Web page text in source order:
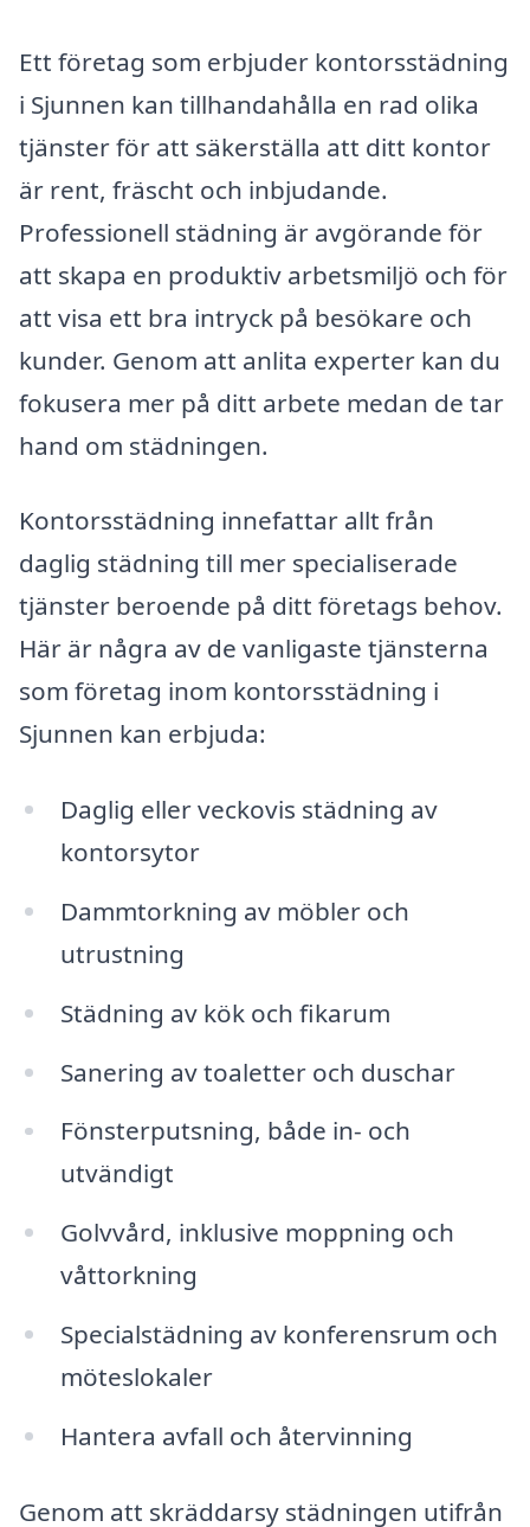
Ett företag som erbjuder kontorsstädning
i Sjunnen kan tillhandahålla en rad olika
tjänster för att säkerställa att ditt kontor
är rent, fräscht och inbjudande.
Professionell städning är avgörande för
att skapa en produktiv arbetsmiljö och för
att visa ett bra intryck på besökare och
kunder. Genom att anlita experter kan du
fokusera mer på ditt arbete medan de tar
hand om städningen.
Kontorsstädning innefattar allt från
daglig städning till mer specialiserade
tjänster beroende på ditt företags behov.
Här är några av de vanligaste tjänsterna
som företag inom kontorsstädning i
Sjunnen kan erbjuda:
Daglig eller veckovis städning av
kontorsytor
Dammtorkning av möbler och
utrustning
Städning av kök och fikarum
Sanering av toaletter och duschar
Fönsterputsning, både in- och
utvändigt
Golvvård, inklusive moppning och
våttorkning
Specialstädning av konferensrum och
möteslokaler
Hantera avfall och återvinning
Genom att skräddarsy städningen utifrån